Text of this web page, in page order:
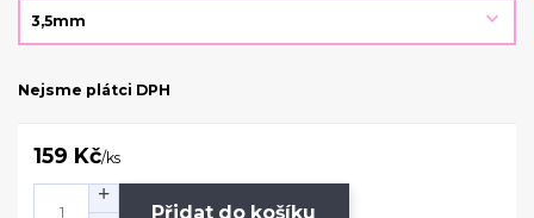
Nejsme plátci DPH
159 Kč/ks
Přidat do košíku